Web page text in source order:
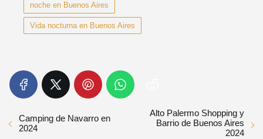
noche en Buenos Aires
Vida nocturna en Buenos Aires
Camping de Navarro en
2024
Alto Palermo Shopping y
Barrio de Buenos Aires
2024